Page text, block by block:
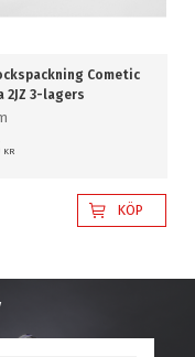
Cometic
2JZ 3-lagers
KR
till i favoriterKÖP